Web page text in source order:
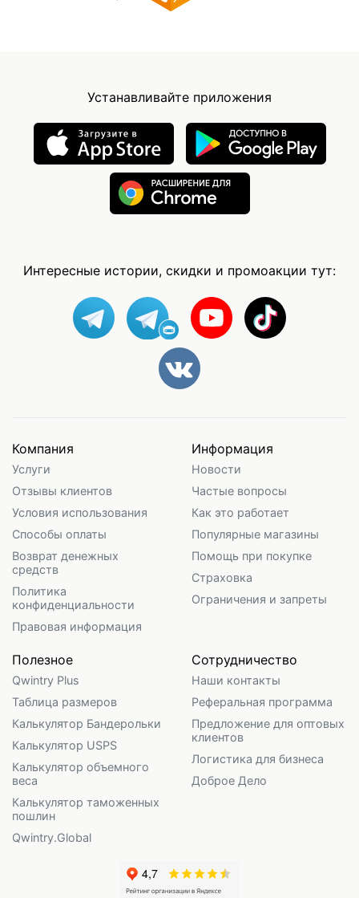
Устанавливайте приложения
Интересные истории, скидки и промоакции тут:
Компания
Услуги
Отзывы клиентов
Условия использования
Способы оплаты
Возврат денежных
средств
Политика
конфиденциальности
Правовая информация
Информация
Новости
Частые вопросы
Как это работает
Популярные магазины
Помощь при покупке
Страховка
Ограничения и запреты
Полезное
Qwintry Plus
Таблица размеров
Калькулятор Бандерольки
Калькулятор USPS
Калькулятор объемного
веса
Калькулятор таможенных
пошлин
Qwintry.Global
Сотрудничество
Наши контакты
Реферальная программа
Предложение для оптовых
клиентов
Логистика для бизнеса
Доброе Дело